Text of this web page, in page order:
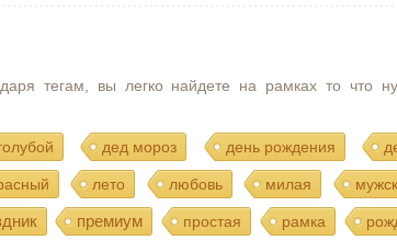
тегам, вы легко найдете на рамках то что
дед мороз день рождения
лето любовь милая
премиум простая рамка